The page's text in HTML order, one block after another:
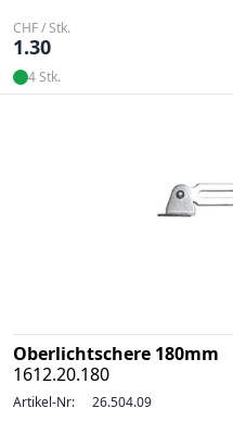
CHF / Stk.
1.30
4 Stk.
Oberlichtschere 180mm
1612.20.180
Artikel-Nr: 26.504.09